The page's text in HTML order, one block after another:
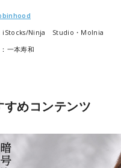
iStocks/Ninja Studio・Molnia
一本寿和
すめコンテンツ